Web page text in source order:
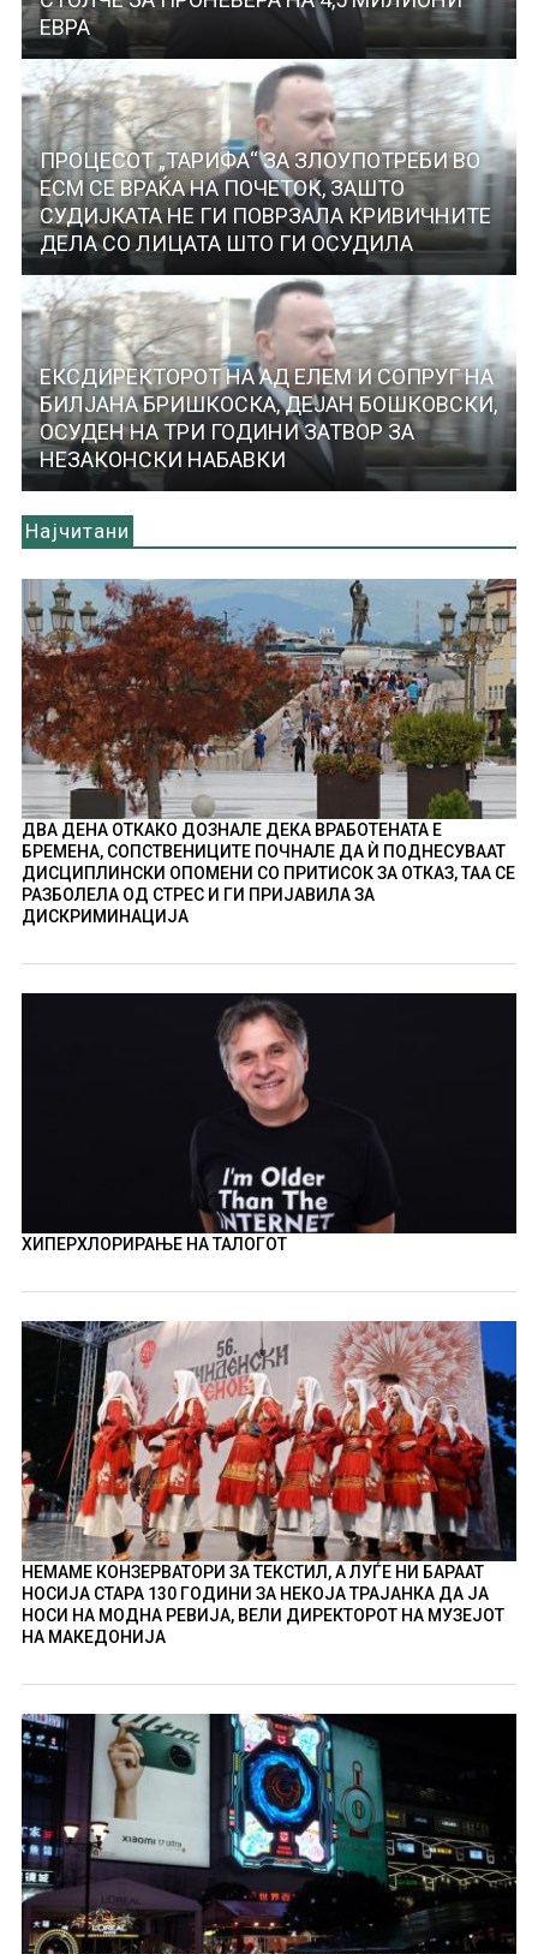
ЕВРА
ПРОЦЕСОТ „ТАРИФА“ ЗА ЗЛОУПОТРЕБИ ВО
ЕСМ СЕ ВРАЌА НА ПОЧЕТОК, ЗАШТО
СУДИЈКАТА НЕ ГИ ПОВРЗАЛА КРИВИЧНИТЕ
ДЕЛА СО ЛИЦАТА ШТО ГИ ОСУДИЛА
ЕКСДИРЕКТОРОТ НА АД ЕЛЕМ И СОПРУГ НА
БИЛЈАНА БРИШКОСКА, ДЕЈАН БОШКОВСКИ,
ОСУДЕН НА ТРИ ГОДИНИ ЗАТВОР ЗА
НЕЗАКОНСКИ НАБАВКИ
Најчитани
ДВА ДЕНА ОТКАКО ДОЗНАЛЕ ДЕКА ВРАБОТЕНАТА Е
БРЕМЕНА, СОПСТВЕНИЦИТЕ ПОЧНАЛЕ ДА Ѝ ПОДНЕСУВААТ
ДИСЦИПЛИНСКИ ОПОМЕНИ СО ПРИТИСОК ЗА ОТКАЗ, ТАА СЕ
РАЗБОЛЕЛА ОД СТРЕС И ГИ ПРИЈАВИЛА ЗА
ДИСКРИМИНАЦИЈА
ХИПЕРХЛОРИРАЊЕ НА ТАЛОГОТ
НЕМАМЕ КОНЗЕРВАТОРИ ЗА ТЕКСТИЛ, А ЛУЃЕ НИ БАРААТ
НОСИЈА СТАРА 130 ГОДИНИ ЗА НЕКОЈА ТРАЈАНКА ДА ЈА
НОСИ НА МОДНА РЕВИЈА, ВЕЛИ ДИРЕКТОРОТ НА МУЗЕЈОТ
НА МАКЕДОНИЈА